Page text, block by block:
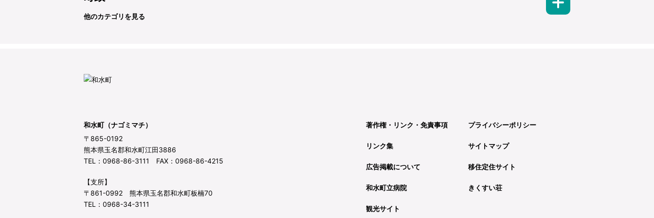
他のカテゴリを見る
和水町（ナゴミマチ）
〒865-0192
熊本県玉名郡和水町江田3886
TEL：0968-86-3111 FAX：0968-86-4215
【支所】
〒861-0992 熊本県玉名郡和水町板楠70
TEL：0968-34-3111
著作権・リンク・免責事項 プライバシーポリシー
リンク集 サイトマップ
広告掲載について 移住定住サイト
和水町立病院 きくすい荘
観光サイト